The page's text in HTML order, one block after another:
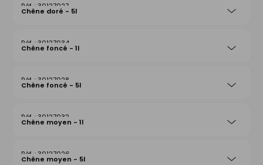
30127027
Chêne doré - 5l
30127034
Chêne foncé - 1l
30127028
Chêne foncé - 5l
30127032
Chêne moyen - 1l
30127026
Chêne moyen - 5l